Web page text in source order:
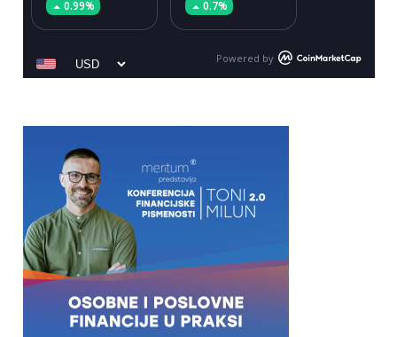
0.99% 0.7%
Powered by